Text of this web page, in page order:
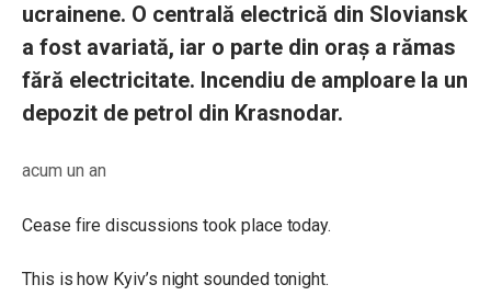
ucrainene. O centrală electrică din Sloviansk
a fost avariată, iar o parte din oraș a rămas
fără electricitate. Incendiu de amploare la un
depozit de petrol din Krasnodar.
acum un an
Cease fire discussions took place today.
This is how Kyiv’s night sounded tonight.